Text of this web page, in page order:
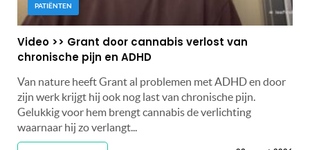
PATIËNTEN
Video >> Grant door cannabis verlost van
chronische pijn en ADHD
Van nature heeft Grant al problemen met ADHD en door
zijn werk krijgt hij ook nog last van chronische pijn.
Gelukkig voor hem brengt cannabis de verlichting
waarnaar hij zo verlangt...